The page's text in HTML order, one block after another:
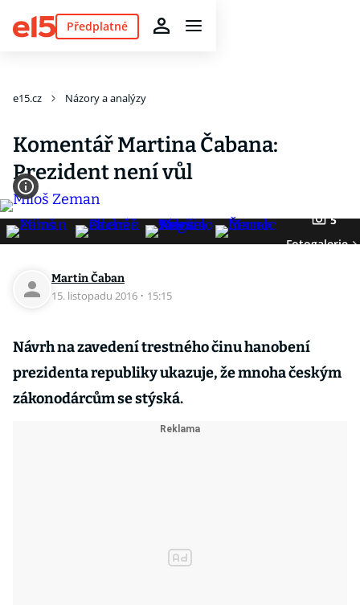
Předplatné
e15.cz Názory a analýzy
Komentář Martina Čabana:
Prezident není vůl
5
Fotogalerie
Martin Čaban
15. listopadu 2016 · 15:15
Návrh na zavedení trestného činu hanobení
prezidenta republiky ukazuje, že mnoha českým
zákonodárcům se stýská.